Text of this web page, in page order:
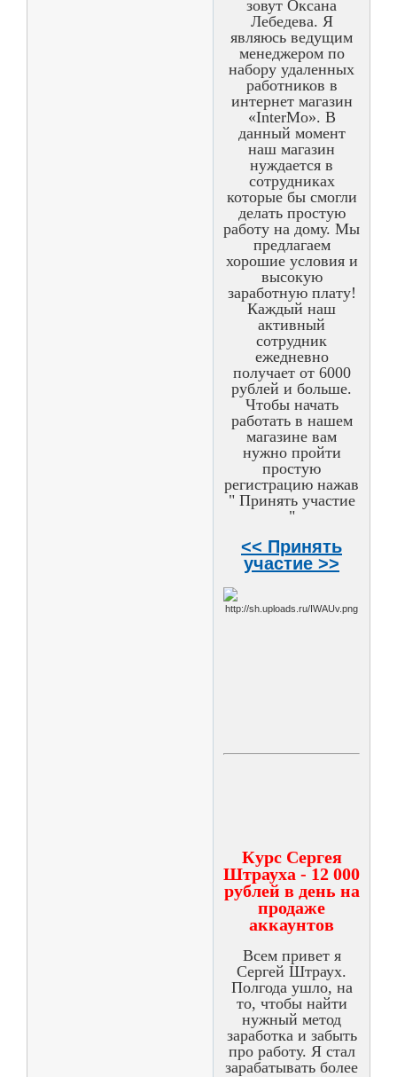
зовут Оксана
Лебедева. Я
являюсь ведущим
менеджером по
набору удаленных
работников в
интернет магазин
«InterMo». В
данный момент
наш магазин
нуждается в
сотрудниках
которые бы смогли
делать простую
работу на дому. Мы
предлагаем
хорошие условия и
высокую
заработную плату!
Каждый наш
активный
сотрудник
ежедневно
получает от 6000
рублей и больше.
Чтобы начать
работать в нашем
магазине вам
нужно пройти
простую
регистрацию нажав
" Принять участие
"
<< Принять
участие >>
Курс Сергея
Штрауха - 12 000
рублей в день на
продаже
аккаунтов
Всем привет я
Сергей Штраух.
Полгода ушло, на
то, чтобы найти
нужный метод
заработка и забыть
про работу. Я стал
зарабатывать более